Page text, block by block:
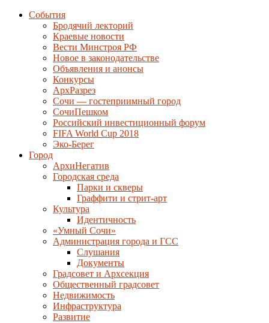
События
Бродячий лекторий
Краевые новости
Вести Минстроя РФ
Новое в законодательстве
Объявления и анонсы
Конкурсы
АрхРазрез
Сочи — гостеприимный город
СочиПешком
Российский инвестиционный форум
FIFA World Cup 2018
Эко-Берег
Город
АрхиНегатив
Городская среда
Парки и скверы
Граффити и стрит-арт
Культура
Идентичность
«Умный Сочи»
Администрация города и ГСС
Слушания
Документы
Градсовет и Архсекция
Общественный градсовет
Недвижимость
Инфраструктура
Развитие